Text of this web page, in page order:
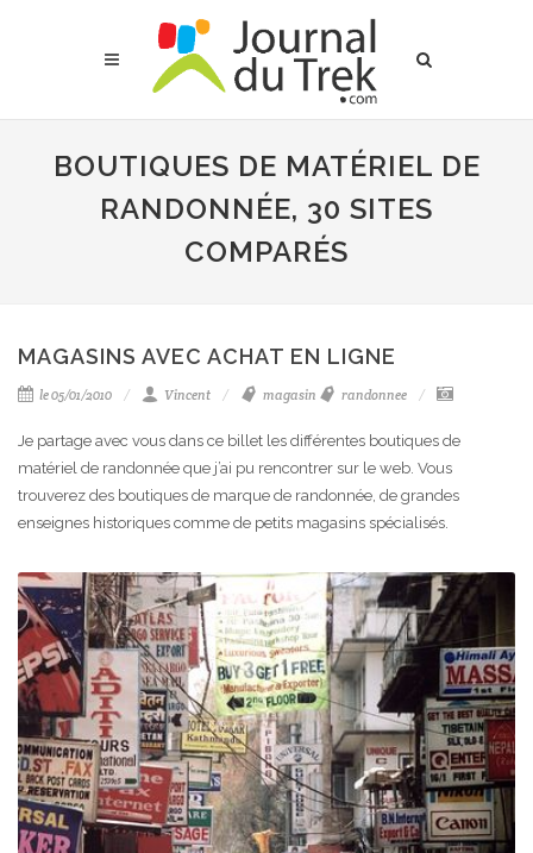
BOUTIQUES DE MATÉRIEL DE
RANDONNÉE, 30 SITES
COMPARÉS
MAGASINS AVEC ACHAT EN LIGNE
le 05/01/2010 Vincent magasin randonnee
Je partage avec vous dans ce billet les différentes boutiques de
matériel de randonnée que j’ai pu rencontrer sur le web. Vous
trouverez des boutiques de marque de randonnée, de grandes
enseignes historiques comme de petits magasins spécialisés.